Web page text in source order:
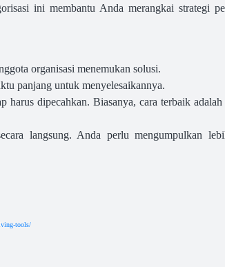
ini membantu Anda merangkai strategi
organisasi menemukan solusi.
panjang untuk menyelesaikannya.
dipecahkan. Biasanya, cara terbaik
langsung. Anda perlu mengumpulkan
tools/